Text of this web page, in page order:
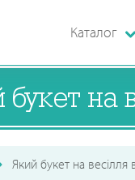
Каталог
на
Який букет на